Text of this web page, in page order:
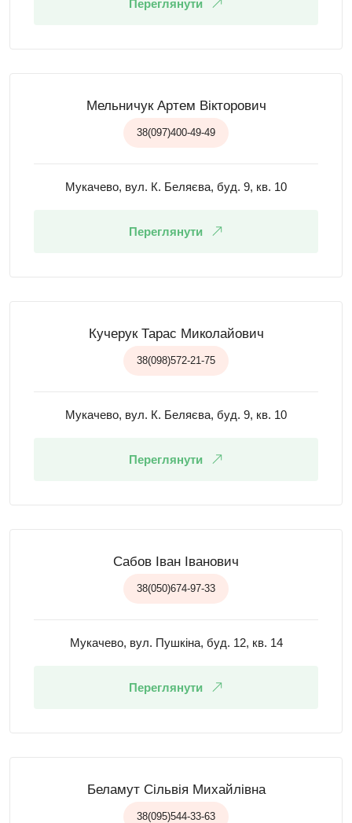
Переглянути
Мельничук Артем Вікторович
38(097)400-49-49
Мукачево, вул. К. Беляєва, буд. 9, кв. 10
Переглянути
Кучерук Тарас Миколайович
38(098)572-21-75
Мукачево, вул. К. Беляєва, буд. 9, кв. 10
Переглянути
Сабов Іван Іванович
38(050)674-97-33
Мукачево, вул. Пушкіна, буд. 12, кв. 14
Переглянути
Беламут Сільвія Михайлівна
38(095)544-33-63